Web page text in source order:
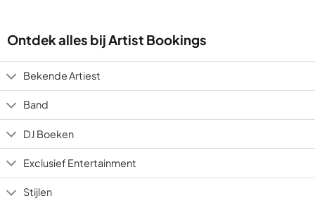
Ontdek alles bij Artist Bookings
Bekende Artiest
Band
DJ Boeken
Exclusief Entertainment
Stijlen